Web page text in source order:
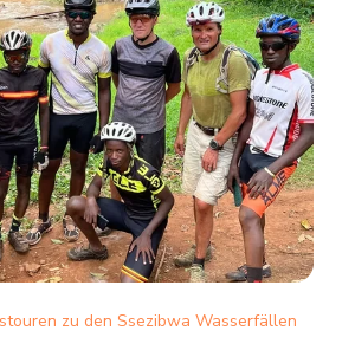
zu den Ssezibwa Wasserfällen